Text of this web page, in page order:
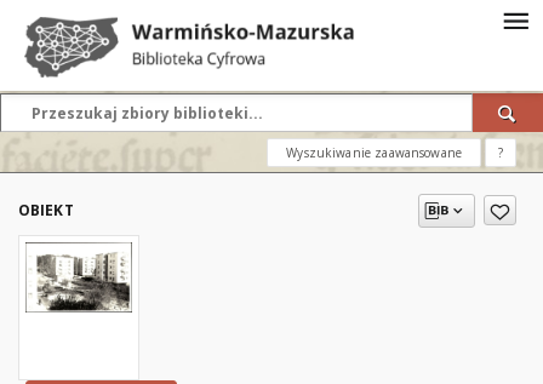
Wyszukiwanie zaawansowane ?
OBIEKT